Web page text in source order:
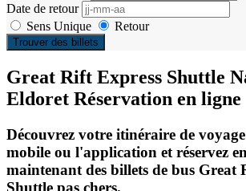
Date de retour
Sens Unique
Retour
Trouver des billets
Great Rift Express Shuttle
Eldoret Réservation en ligne
Découvrez votre itinéraire de
mobile ou l'application et réservez
maintenant des billets de bus Great
Shuttle pas chers.